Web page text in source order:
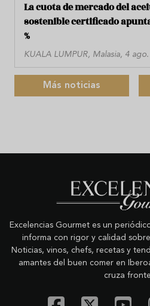
La cuota de mercado del
sostenible certificado
%
KUALA LUMPUR, Malasia, 4
Más noticias
Excelencias Gourmet es un
informa con rigor y calidad
Noticias, vinos, chefs, recetas y
amantes del buen comer en
cruza